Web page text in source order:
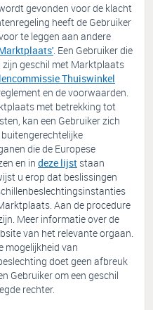
gevonden voor de klacht
heeft de Gebruiker
te leggen aan andere
. Een Gebruiker die
geschil met Marktplaats
Thuiswinkel
en de voorwaarden.
met betrekking tot
kan een Gebruiker zich
die de Europese
en in deze lijst staan
u erop dat beslissingen
Aan de procedure
Meer informatie over de
van het relevante orgaan.
mogelijkheid van
doet geen afbreuk
Gebruiker om een geschil
rechter.